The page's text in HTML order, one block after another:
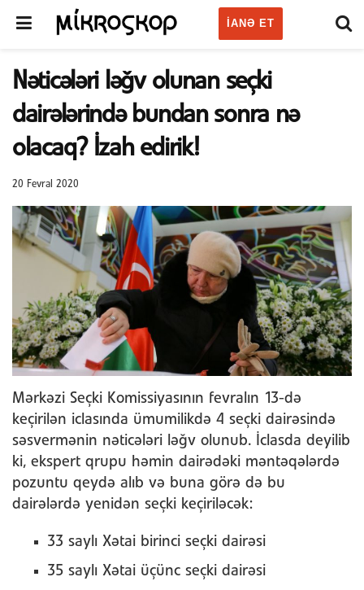
IANƏ ET
Nəticələri ləğv olunan seçki
dairələrində bundan sonra nə
olacaq? İzah edirik!
20 Fevral 2020
Mərkəzi Seçki Komissiyasının fevralın 13-də
keçirilən iclasında ümumilikdə 4 seçki dairəsində
səsvermənin nəticələri ləğv olunub. İclasda deyilib
ki, ekspert qrupu həmin dairədəki məntəqələrdə
pozuntu qeydə alıb və buna görə də bu
dairələrdə yenidən seçki keçiriləcək:
33 saylı Xətai birinci seçki dairəsi
35 saylı Xətai üçünc seçki dairəsi